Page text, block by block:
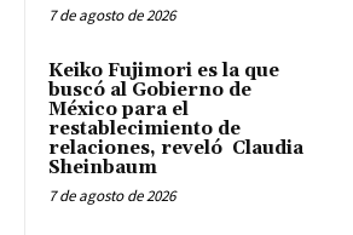
7 de agosto de 2026
Keiko Fujimori es la que
buscó al Gobierno de
México para el
restablecimiento de
relaciones, reveló Claudia
Sheinbaum
7 de agosto de 2026